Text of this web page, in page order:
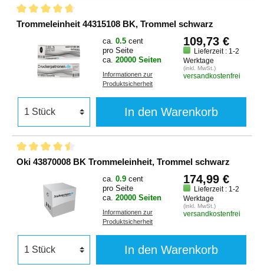
Trommeleinheit 44315108 BK, Trommel schwarz
ca. 0.5 cent
pro Seite
ca. 20000 Seiten
Informationen zur
Produktsicherheit
109,73 €
Lieferzeit : 1-2
Werktage
(inkl. MwSt.)
versandkostenfrei
In den Warenkorb
Oki 43870008 BK Trommeleinheit, Trommel schwarz
ca. 0.9 cent
pro Seite
ca. 20000 Seiten
Informationen zur
Produktsicherheit
174,99 €
Lieferzeit : 1-2
Werktage
(inkl. MwSt.)
versandkostenfrei
In den Warenkorb